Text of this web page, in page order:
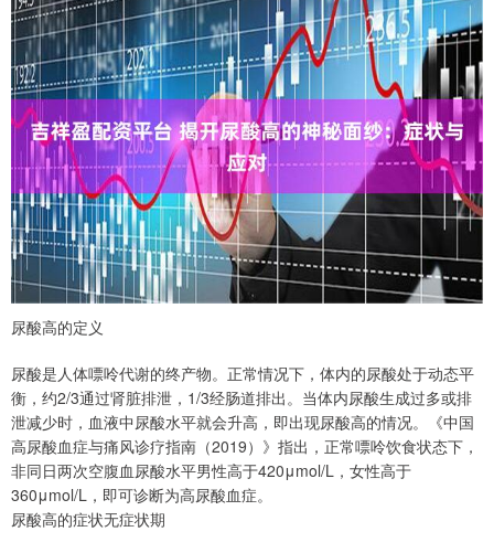
尿酸高的定义
尿酸是人体嘌呤代谢的终产物。正常情况下，体内的尿酸处于动态平
衡，约2/3通过肾脏排泄，1/3经肠道排出。当体内尿酸生成过多或排
泄减少时，血液中尿酸水平就会升高，即出现尿酸高的情况。《中国
高尿酸血症与痛风诊疗指南（2019）》指出，正常嘌呤饮食状态下，
非同日两次空腹血尿酸水平男性高于420μmol/L，女性高于
360μmol/L，即可诊断为高尿酸血症。
尿酸高的症状无症状期